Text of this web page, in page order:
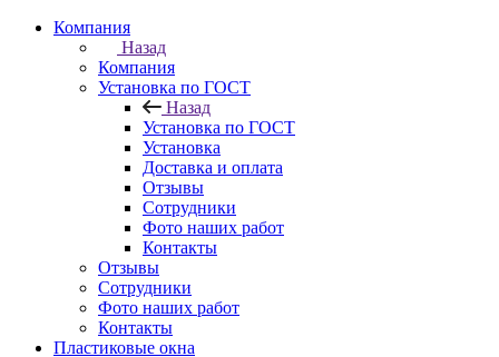
Компания
Назад
Компания
Установка по ГОСТ
Назад
Установка по ГОСТ
Установка
Доставка и оплата
Отзывы
Сотрудники
Фото наших работ
Контакты
Отзывы
Сотрудники
Фото наших работ
Контакты
Пластиковые окна